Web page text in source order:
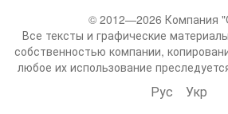
© 2012—2026 Компания
Все тексты и графические
собственностью компании,
любое их использование
Рус Укр